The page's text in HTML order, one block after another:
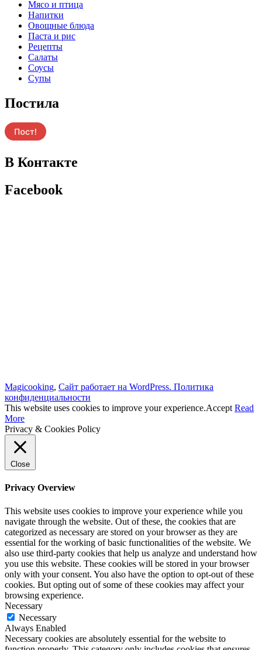
Мясо и птица
Напитки
Овощные блюда
Паста и рис
Рецепты
Салаты
Соусы
Супы
Постила
В Контакте
Facebook
Magicooking, Сайт работает на WordPress. Политика
конфиденциальности
This website uses cookies to improve your experience.Accept Read
More
Privacy & Cookies Policy
Close
Privacy Overview
This website uses cookies to improve your experience while you
navigate through the website. Out of these, the cookies that are
categorized as necessary are stored on your browser as they are
essential for the working of basic functionalities of the website. We
also use third-party cookies that help us analyze and understand how
you use this website. These cookies will be stored in your browser
only with your consent. You also have the option to opt-out of these
cookies. But opting out of some of these cookies may affect your
browsing experience.
Necessary
Necessary
Always Enabled
Necessary cookies are absolutely essential for the website to